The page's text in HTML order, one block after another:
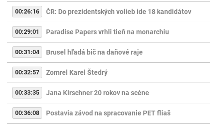
00:26:16 ČR: Do prezidentských volieb ide 18 kandidátov
00:29:01 Paradise Papers vrhli tieň na monarchiu
00:31:04 Brusel hľadá bič na daňové raje
00:32:57 Zomrel Karel Štedrý
00:33:35 Jana Kirschner 20 rokov na scéne
00:36:08 Postavia závod na spracovanie PET fliaš